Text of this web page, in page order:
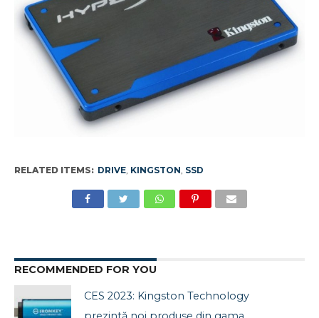
RELATED ITEMS: DRIVE, KINGSTON, SSD
RECOMMENDED FOR YOU
CES 2023: Kingston Technology